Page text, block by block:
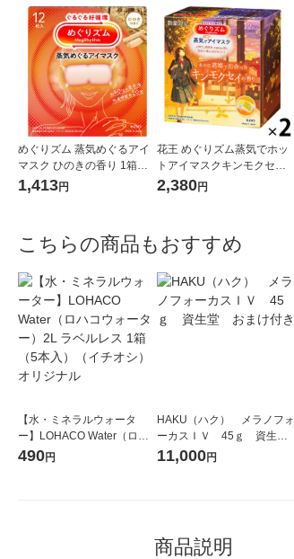
めぐりズム 蒸気めぐるアイ
マスク ひのきの香り 1箱（1
2枚入） 花王
1,413円
花王 めぐりズム蒸気でホッ
トアイマスクキンモクセイ
の香り 1セット（12枚入×2
箱）
2,380円
こちらの商品もおすすめ
【水・ミネラルウォータ
ー】LOHACO Water（ロハ
コウォーター）2L ラベルレ
490円
HAKU（ハク） メラノフォ
ーカスＩＶ 45ｇ 資生
堂 おまけ付き
11,000円
商品説明